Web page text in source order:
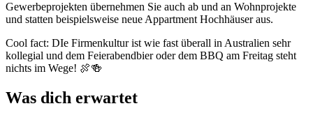
Gewerbeprojekten übernehmen Sie auch ab und an Wohnprojekte
und statten beispielsweise neue Appartment Hochhäuser aus.
Cool fact: DIe Firmenkultur ist wie fast überall in Australien sehr
kollegial und dem Feierabendbier oder dem BBQ am Freitag steht
nichts im Wege! 🍖🍻
Was dich erwartet